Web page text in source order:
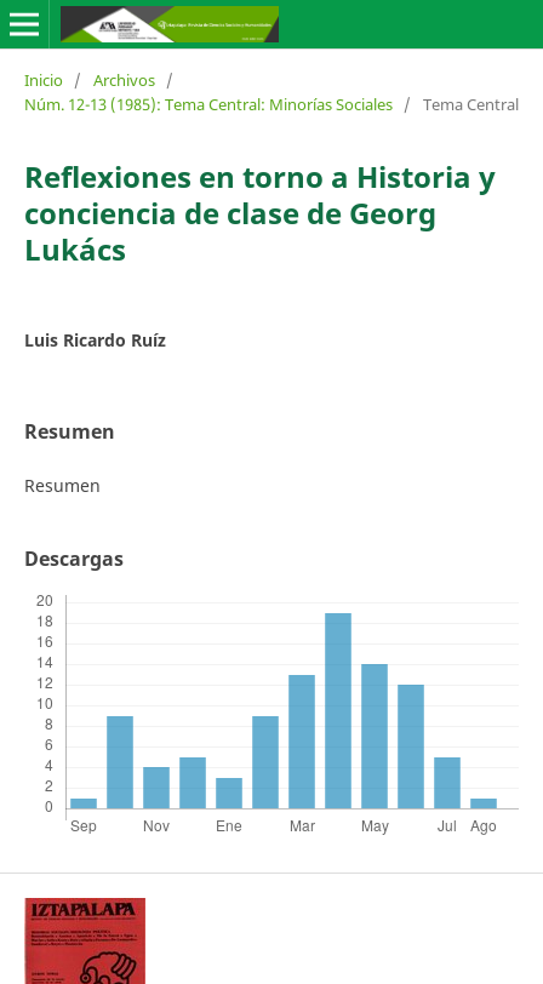
Inicio / Archivos /
Núm. 12-13 (1985): Tema Central: Minorías Sociales / Tema Central
Reflexiones en torno a Historia y
conciencia de clase de Georg
Lukács
Luis Ricardo Ruíz
Resumen
Resumen
Descargas